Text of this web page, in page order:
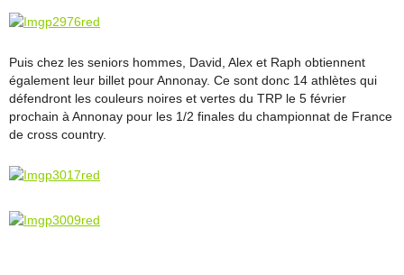
Puis chez les seniors hommes, David, Alex et Raph obtiennent
également leur billet pour Annonay. Ce sont donc 14 athlètes qui
défendront les couleurs noires et vertes du TRP le 5 février
prochain à Annonay pour les 1/2 finales du championnat de France
de cross country.